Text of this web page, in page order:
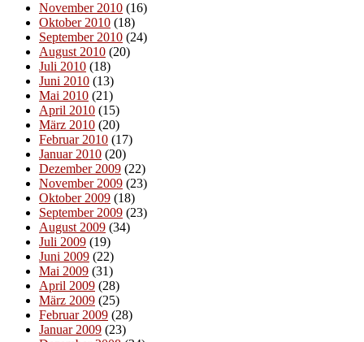
November 2010 (16)
Oktober 2010 (18)
September 2010 (24)
August 2010 (20)
Juli 2010 (18)
Juni 2010 (13)
Mai 2010 (21)
April 2010 (15)
März 2010 (20)
Februar 2010 (17)
Januar 2010 (20)
Dezember 2009 (22)
November 2009 (23)
Oktober 2009 (18)
September 2009 (23)
August 2009 (34)
Juli 2009 (19)
Juni 2009 (22)
Mai 2009 (31)
April 2009 (28)
März 2009 (25)
Februar 2009 (28)
Januar 2009 (23)